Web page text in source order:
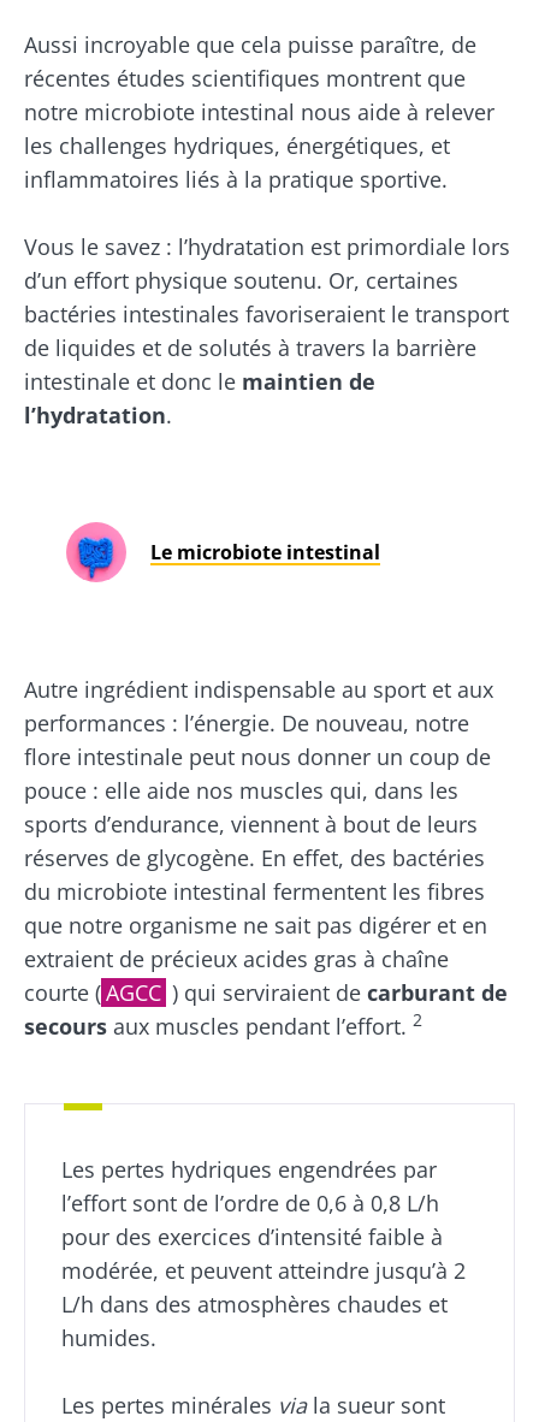
Aussi incroyable que cela puisse paraître, de
récentes études scientifiques montrent que
notre microbiote intestinal nous aide à relever
les challenges hydriques, énergétiques, et
inflammatoires liés à la pratique sportive.
Vous le savez : l’hydratation est primordiale lors
d’un effort physique soutenu. Or, certaines
bactéries intestinales favoriseraient le transport
de liquides et de solutés à travers la barrière
intestinale et donc le maintien de
l’hydratation.
Le microbiote intestinal
Autre ingrédient indispensable au sport et aux
performances : l’énergie. De nouveau, notre
flore intestinale peut nous donner un coup de
pouce : elle aide nos muscles qui, dans les
sports d’endurance, viennent à bout de leurs
réserves de glycogène. En effet, des bactéries
du microbiote intestinal fermentent les fibres
que notre organisme ne sait pas digérer et en
extraient de précieux acides gras à chaîne
courte (AGCC ) qui serviraient de carburant de
secours aux muscles pendant l’effort. 2
Les pertes hydriques engendrées par
l’effort sont de l’ordre de 0,6 à 0,8 L/h
pour des exercices d’intensité faible à
modérée, et peuvent atteindre jusqu’à 2
L/h dans des atmosphères chaudes et
humides.
Les pertes minérales viala sueur sont